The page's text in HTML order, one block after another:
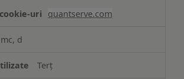
quantserve.com
mc, d
Terț